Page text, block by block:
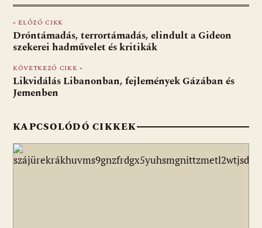
e
b
o
o
k
er at
s
A
p
p
d
di
t
ai
l
t za
m
« ELŐZŐ CIKK
Dróntámadás, terrortámadás, elindult a Gideon
szekerei hadművelet és kritikák
KÖVETKEZŐ CIKK »
Likvidálás Libanonban, fejlemények Gázában és
Jemenben
KAPCSOLÓDÓ CIKKEK